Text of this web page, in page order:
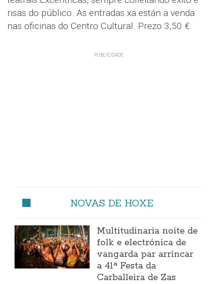
risas do público. As entradas xa están a venda
nas oficinas do Centro Cultural. Prezo 3,50 €.
NOVAS DE HOXE
Multitudinaria noite de
folk e electrónica de
vangarda par arrincar
a 41ª Festa da
Carballeira de Zas